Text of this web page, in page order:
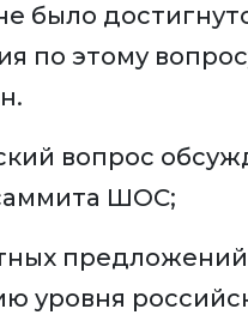
было
по этому
вопрос
ШОС;
уровня